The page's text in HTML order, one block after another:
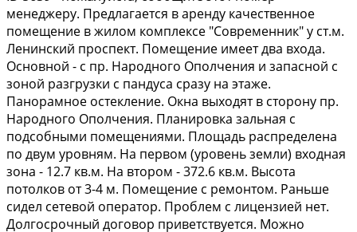
менеджеру. Предлагается в аренду качественное
помещение в жилом комплексе "Современник" у ст.м.
Ленинский проспект. Помещение имеет два входа.
Основной - с пр. Народного Ополчения и запасной с
зоной разгрузки с пандуса сразу на этаже.
Панорамное остекление. Окна выходят в сторону пр.
Народного Ополчения. Планировка зальная с
подсобными помещениями. Площадь распределена
по двум уровням. На первом (уровень земли) входная
зона - 12.7 кв.м. На втором - 372.6 кв.м. Высота
потолков от 3-4 м. Помещение с ремонтом. Раньше
сидел сетевой оператор. Проблем с лицензией нет.
Долгосрочный договор приветствуется. Можно